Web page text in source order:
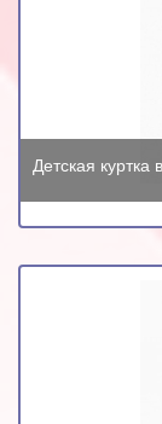
Детская